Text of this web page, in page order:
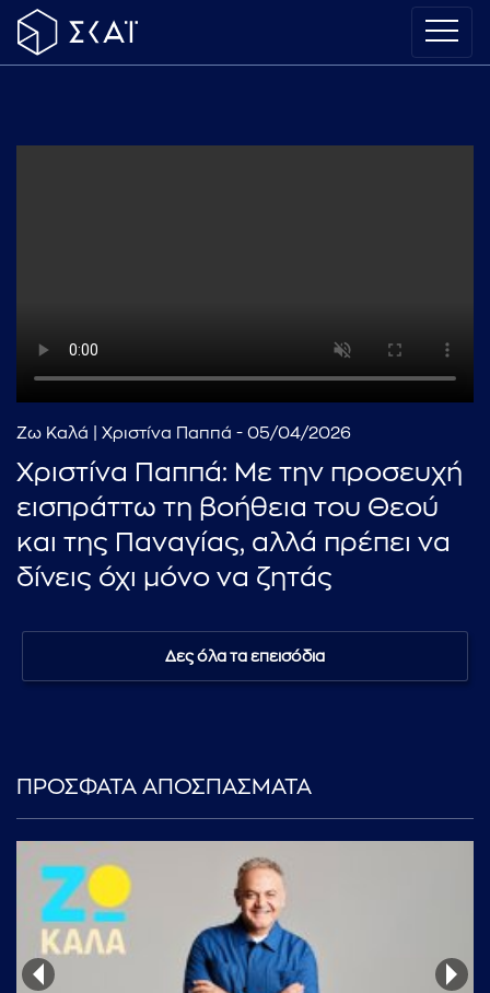
Ζω Καλά | Χριστίνα Παππά - 05/04/2026
Χριστίνα Παππά: Με την προσευχή
εισπράττω τη βοήθεια του Θεού
και της Παναγίας, αλλά πρέπει να
δίνεις όχι μόνο να ζητάς
Δες όλα τα επεισόδια
ΠΡΟΣΦΑΤΑ ΑΠΟΣΠΑΣΜΑΤΑ